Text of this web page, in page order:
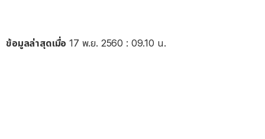
ข้อมูลล่าสุดเมื่อ 17 พ.ย. 2560 : 09.10 น.